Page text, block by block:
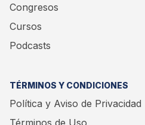
Congresos
Cursos
Podcasts
TÉRMINOS Y CONDICIONES
Política y Aviso de Privacidad
Términos de Uso